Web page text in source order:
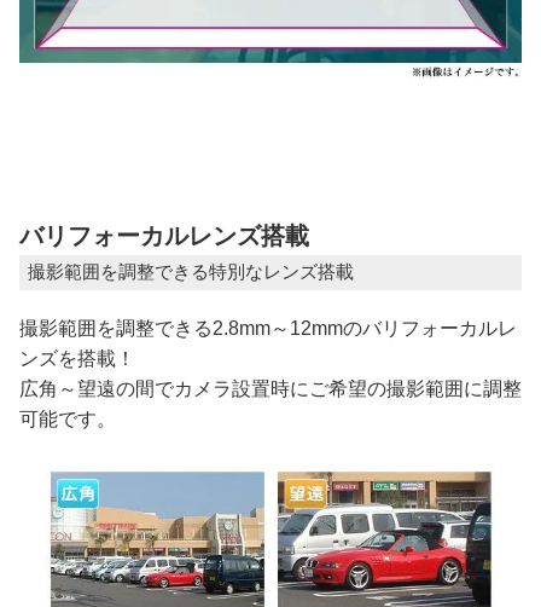
バリフォーカルレンズ搭載
撮影範囲を調整できる特別なレンズ搭載
撮影範囲を調整できる2.8mm～12mmのバリフォーカルレ
ンズを搭載！
広角～望遠の間でカメラ設置時にご希望の撮影範囲に調整
可能です。